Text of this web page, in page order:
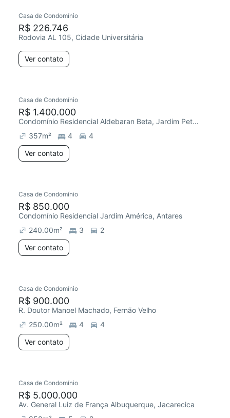
Casa de Condomínio
R$ 226.746
Rodovia AL 105, Cidade Universitária
Ver contato
Casa de Condomínio
R$ 1.400.000
Condomínio Residencial Aldebaran Beta, Jardim Petrópolis
357m² 4
4
Ver contato
Casa de Condomínio
R$ 850.000
Condomínio Residencial Jardim América, Antares
240.00m² 3
2
Ver contato
Casa de Condomínio
R$ 900.000
R. Doutor Manoel Machado, Fernão Velho
250.00m² 4
4
Ver contato
Casa de Condomínio
R$ 5.000.000
Av. General Luiz de França Albuquerque, Jacarecica